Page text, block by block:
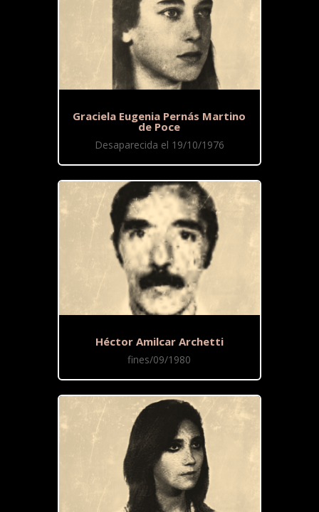
Graciela Eugenia Pernás Martino
de Poce
Desaparecida el 19/10/1976
Héctor Amilcar Archetti
fines/09/1980